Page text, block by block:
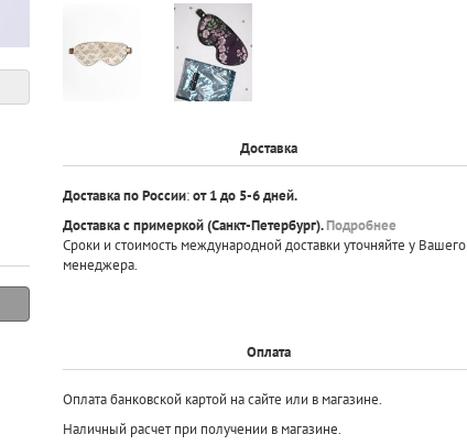
Доставка
Доставка по России:от 1 до 5-6 дней.
Доставка с примеркой(Санкт-Петербург).Подробнее
Сроки и стоимость международной доставки уточняйте у Вашего
менеджера.
Оплата
Оплата банковской картой на сайте или в магазине.
Наличный расчет при получении в магазине.